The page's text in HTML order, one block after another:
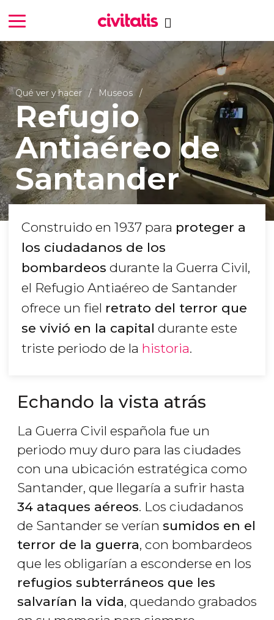
Qué ver y hacer Museos
Refugio
Antiaéreo de
Santander
Construido en 1937 para proteger a
los ciudadanos de los
bombardeos durante la Guerra Civil,
el Refugio Antiaéreo de Santander
ofrece un fiel retrato del terror que
se vivió en la capital durante este
triste periodo de la historia.
Echando la vista atrás
La Guerra Civil española fue un
periodo muy duro para las ciudades
con una ubicación estratégica como
Santander, que llegaría a sufrir hasta
34 ataques aéreos. Los ciudadanos
de Santander se verían sumidos en el
terror de la guerra, con bombardeos
que les obligarían a esconderse en los
refugios subterráneos que les
salvarían la vida, quedando grabados